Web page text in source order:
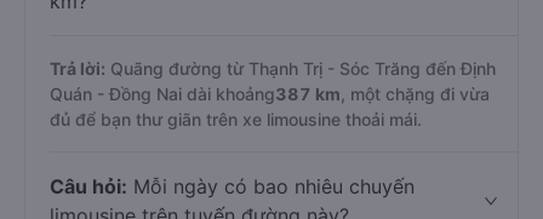
Trả lời: Quãng đường từ Thạnh Trị - Sóc Trăng đến Định
Quán - Đồng Nai dài khoảng387 km , một chặng đi vừa
đủ để bạn thư giãn trên xe limousine thoải mái.
Câu hỏi: Mỗi ngày có bao nhiêu chuyến